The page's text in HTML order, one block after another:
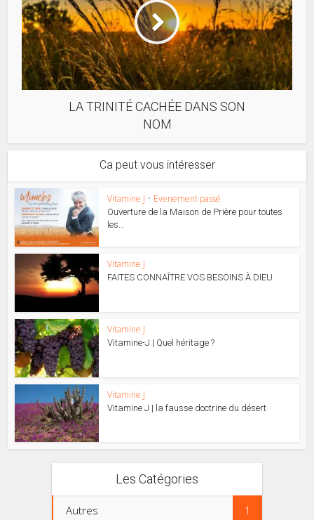
LA TRINITÉ CACHÉE DANS SON
NOM
Ca peut vous intéresser
Vitamine J • Evenement passé
Ouverture de la Maison de Prière pour toutes
les...
Vitamine J
FAITES CONNAÎTRE VOS BESOINS À DIEU
Vitamine J
Vitamine-J | Quel héritage ?
Vitamine J
Vitamine J | la fausse doctrine du désert
Les Catégories
Autres 1